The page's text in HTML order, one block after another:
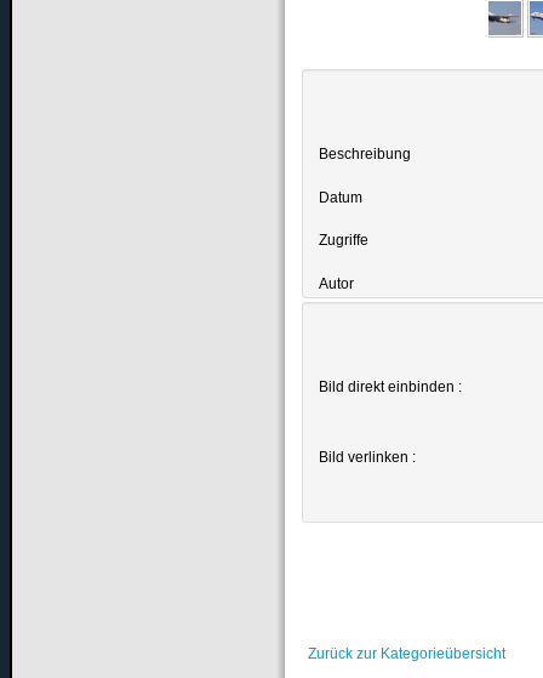
Beschreibung
Datum
Zugriffe
Autor
Bild direkt einbinden :
Bild verlinken :
Zurück zur Kategorieübersicht